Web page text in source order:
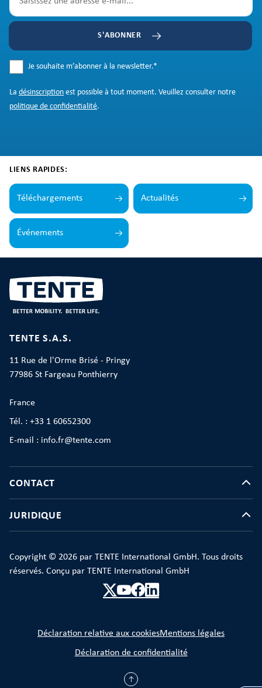
S'ABONNER
Je souhaite m’abonner à la newsletter.*
La désinscription est possible à tout moment. Veuillez consulter notre
politique de confidentialité.
LIENS RAPIDES:
Téléchargements Actualités
Événements
TENTE S.A.S.
11 Rue de l'Orme Brisé - Pringy
77986 St Fargeau Ponthierry
France
Tél. : +33 1 60652300
E-mail : info.fr@tente.com
CONTACT
JURIDIQUE
Copyright © 2026 par TENTE International GmbH. Tous droits
réservés. Conçu par TENTE International GmbH
Déclaration relative aux cookiesMentions légales
Déclaration de confidentialité